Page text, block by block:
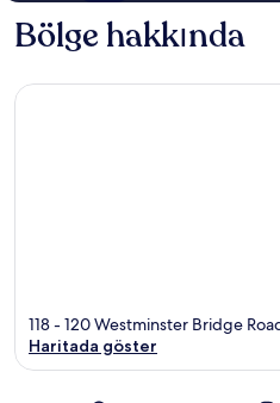
Bölge hakkında
118 - 120 Westminster Bridge
Haritada göster